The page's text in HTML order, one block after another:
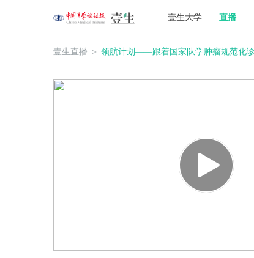
壹生大学 直播
壹生直播 ＞ 领航计划——跟着国家队学肿瘤规范化